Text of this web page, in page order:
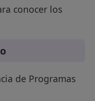
conocer los
de Programas